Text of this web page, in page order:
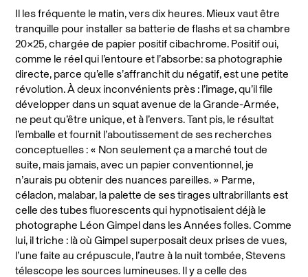
Il les fréquente le matin, vers dix heures. Mieux vaut être
tranquille pour installer sa batterie de flashs et sa chambre
20×25, chargée de papier positif cibachrome. Positif oui,
comme le réel qui l’entoure et l’absorbe: sa photographie
directe, parce qu’elle s’affranchit du négatif, est une petite
révolution. À deux inconvénients près : l’image, qu’il file
développer dans un squat avenue de la Grande-Armée,
ne peut qu’être unique, et à l’envers. Tant pis, le résultat
l’emballe et fournit l’aboutissement de ses recherches
conceptuelles : « Non seulement ça a marché tout de
suite, mais jamais, avec un papier conventionnel, je
n’aurais pu obtenir des nuances pareilles. » Parme,
céladon, malabar, la palette de ses tirages ultrabrillants est
celle des tubes fluorescents qui hypnotisaient déjà le
photographe Léon Gimpel dans les Années folles. Comme
lui, il triche : là où Gimpel superposait deux prises de vues,
l’une faite au crépuscule, l’autre à la nuit tombée, Stevens
télescope les sources lumineuses. Il y a celle des